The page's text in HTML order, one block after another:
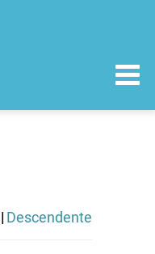
| Descendente